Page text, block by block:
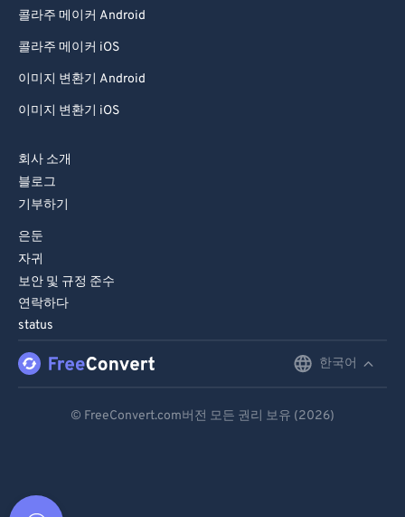
콜라주 메이커 Android
콜라주 메이커 iOS
이미지 변환기 Android
이미지 변환기 iOS
회사 소개
블로그
기부하기
은둔
자귀
보안 및 규정 준수
연락하다
status
한국어
© FreeConvert.com버전 모든 권리 보유 (2026)